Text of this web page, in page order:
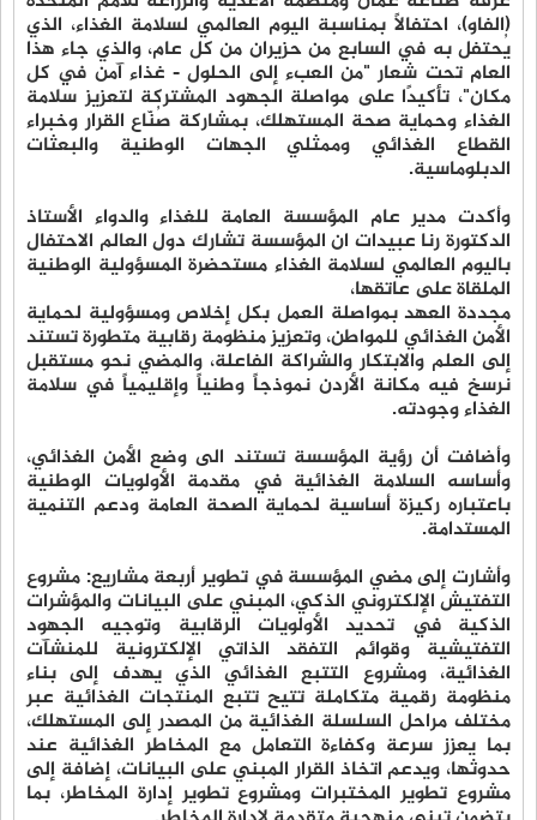
(الفاو)، احتفالًا بمناسبة اليوم العالمي لسلامة الغذاء، الذي
يُحتفل به في السابع من حزيران من كل عام، والذي جاء هذا
العام تحت شعار "من العبء إلى الحلول - غذاء آمن في كل
مكان"، تأكيدًا على مواصلة الجهود المشتركة لتعزيز سلامة
الغذاء وحماية صحة المستهلك، بمشاركة صُنّاع القرار وخبراء
القطاع الغذائي وممثلي الجهات الوطنية والبعثات
الدبلوماسية.
وأكدت مدير عام المؤسسة العامة للغذاء والدواء الأستاذ
الدكتورة رنا عبيدات ان المؤسسة تشارك دول العالم الاحتفال
باليوم العالمي لسلامة الغذاء مستحضرة المسؤولية الوطنية
الملقاة على عاتقها،
مجددة العهد بمواصلة العمل بكل إخلاص ومسؤولية لحماية
الأمن الغذائي للمواطن، وتعزيز منظومة رقابية متطورة تستند
إلى العلم والابتكار والشراكة الفاعلة، والمضي نحو مستقبل
نرسخ فيه مكانة الأردن نموذجاً وطنياً وإقليمياً في سلامة
الغذاء وجودته.
وأضافت أن رؤية المؤسسة تستند الى وضع الأمن الغذائي،
وأساسه السلامة الغذائية في مقدمة الأولويات الوطنية
باعتباره ركيزة أساسية لحماية الصحة العامة ودعم التنمية
المستدامة.
وأشارت إلى مضي المؤسسة في تطوير أربعة مشاريع: مشروع
التفتيش الإلكتروني الذكي، المبني على البيانات والمؤشرات
الذكية في تحديد الأولويات الرقابية وتوجيه الجهود
التفتيشية وقوائم التفقد الذاتي الإلكترونية للمنشآت
الغذائية، ومشروع التتبع الغذائي الذي يهدف إلى بناء
منظومة رقمية متكاملة تتيح تتبع المنتجات الغذائية عبر
مختلف مراحل السلسلة الغذائية من المصدر إلى المستهلك،
بما يعزز سرعة وكفاءة التعامل مع المخاطر الغذائية عند
حدوثها، ويدعم اتخاذ القرار المبني على البيانات، إضافة إلى
مشروع تطوير المختبرات ومشروع تطوير إدارة المخاطر، بما